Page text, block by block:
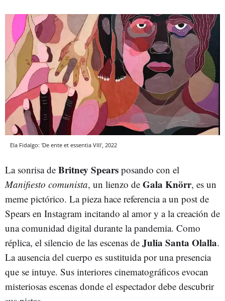
Ela Fidalgo: 'De ente et essentia VIII', 2022
La sonrisa de Britney Spears posando con el
Manifiesto comunista, un lienzo de Gala Knörr, es un
meme pictórico. La pieza hace referencia a un post de
Spears en Instagram incitando al amor y a la creación de
una comunidad digital durante la pandemia. Como
réplica, el silencio de las escenas de Julia Santa Olalla.
La ausencia del cuerpo es sustituida por una presencia
que se intuye. Sus interiores cinematográficos evocan
misteriosas escenas donde el espectador debe descubrir